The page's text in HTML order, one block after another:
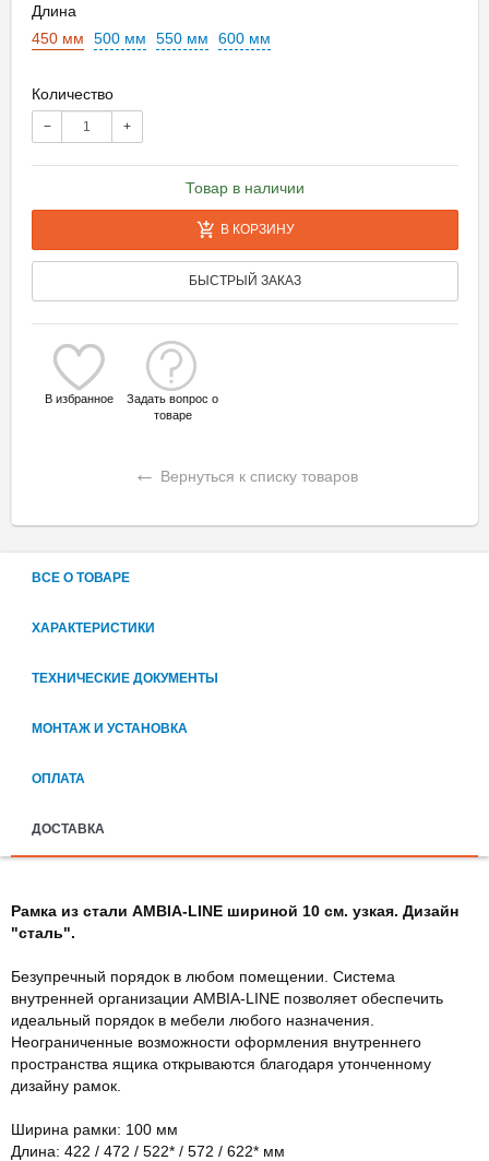
Длина
450 мм
500 мм 550 мм 600 мм
Количество
− +
Товар в наличии
В КОРЗИНУ
БЫСТРЫЙ ЗАКАЗ
В избранное
Задать вопрос о
товаре
← Вернуться к списку товаров
ВСЕ О ТОВАРЕ
ХАРАКТЕРИСТИКИ
ТЕХНИЧЕСКИЕ ДОКУМЕНТЫ
МОНТАЖ И УСТАНОВКА
ОПЛАТА
ДОСТАВКА
Рамка из стали AMBIA-LINE шириной 10 см. узкая. Дизайн
"сталь".
Безупречный порядок в любом помещении. Система
внутренней организации AMBIA-LINE позволяет обеспечить
идеальный порядок в мебели любого назначения.
Неограниченные возможности оформления внутреннего
пространства ящика открываются благодаря утонченному
дизайну рамок.
Ширина рамки: 100 мм
Длина: 422 / 472 / 522* / 572 / 622* мм